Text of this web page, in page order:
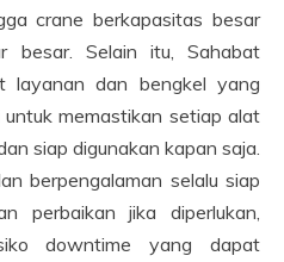
crane berkapasitas besar
besar. Selain itu, Sahabat
layanan dan bengkel yang
memastikan setiap alat
siap digunakan kapan saja.
berpengalaman selalu siap
perbaikan jika diperlukan,
downtime yang dapat